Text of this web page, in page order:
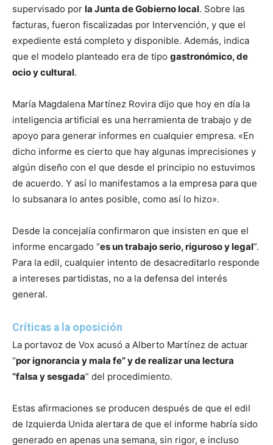
supervisado por la Junta de Gobierno local. Sobre las
facturas, fueron fiscalizadas por Intervención, y que el
expediente está completo y disponible. Además, indica
que el modelo planteado era de tipo gastronómico, de
ocio y cultural.
María Magdalena Martínez Rovira dijo que hoy en día la
inteligencia artificial es una herramienta de trabajo y de
apoyo para generar informes en cualquier empresa. «En
dicho informe es cierto que hay algunas imprecisiones y
algún diseño con el que desde el principio no estuvimos
de acuerdo. Y así lo manifestamos a la empresa para que
lo subsanara lo antes posible, como así lo hizo».
Desde la concejalía confirmaron que insisten en que el
informe encargado “es un trabajo serio, riguroso y legal”.
Para la edil, cualquier intento de desacreditarlo responde
a intereses partidistas, no a la defensa del interés
general.
Críticas a la oposición
La portavoz de Vox acusó a Alberto Martínez de actuar
“por ignorancia y mala fe” y de realizar una lectura
“falsa y sesgada” del procedimiento.
Estas afirmaciones se producen después de que el edil
de Izquierda Unida alertara de que el informe habría sido
generado en apenas una semana, sin rigor, e incluso